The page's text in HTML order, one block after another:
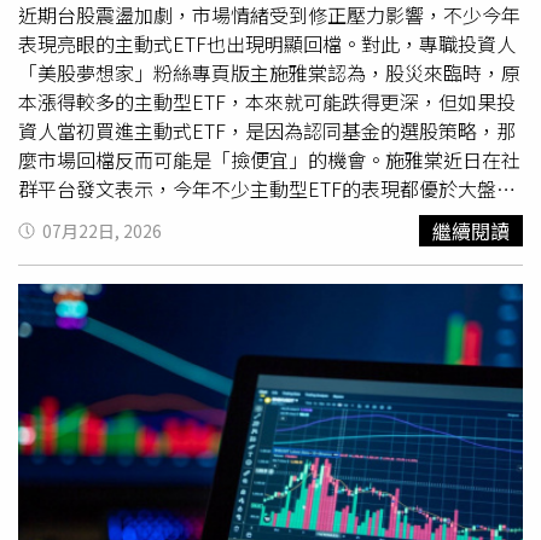
近期台股震盪加劇，市場情緒受到修正壓力影響，不少今年
表現亮眼的主動式ETF也出現明顯回檔。對此，專職投資人
「美股夢想家」粉絲專頁版主施雅棠認為，股災來臨時，原
本漲得較多的主動型ETF，本來就可能跌得更深，但如果投
資人當初買進主動式ETF，是因為認同基金的選股策略，那
麼市場回檔反而可能是「撿便宜」的機會。施雅棠近日在社
群平台發文表示，今年不少主動型ETF的表現都優於大盤，
但面對股市修正，投資人更應該回歸投資本質，而不是只在
上漲時才喜歡它。他指出，自己近期持續觀察主動凱基台灣
（00407A），其中最吸引他的特色，就是採用「不配息」
設計，將股息持續留在基金中再投入，而非配發給投資人。
他認為，這樣的概念其實與股神巴菲特掌舵的波克夏海瑟威
相當類似。波克夏長期不配息，卻憑藉持續將資金投入企業
成長，自1965年至2024年間，股價累計上漲超過5萬倍。他
指出，不配息最大的優勢，在於能發揮完整的複利效果，同
時降低稅務及行政成本，讓資產累積更有效率。除了不配息
機制外，施雅棠也點出00407A另一項特色，就是採用「人
機協作」的選股模式，先透過量化系統篩選投資標的，再由
07月22日, 2026 繼續閱讀